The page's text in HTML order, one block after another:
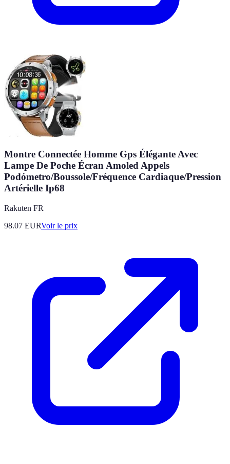
Montre Connectée Homme Gps Élégante Avec
Lampe De Poche Écran Amoled Appels
Podómetro/Boussole/Fréquence Cardiaque/Pression
Artérielle Ip68
Rakuten FR
98.07 EURVoir le prix